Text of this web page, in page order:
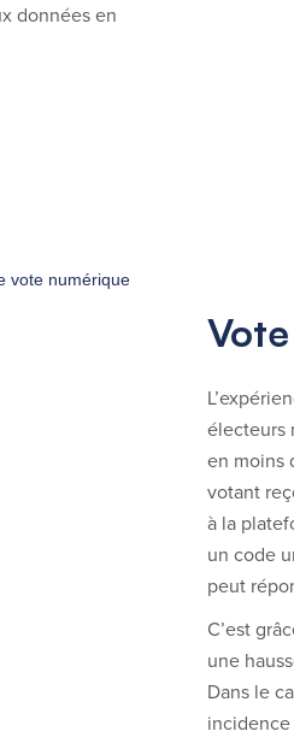
données en
électeurs
en moins
votant
à la
un code
peut
C’est
une
Dans le
incidence